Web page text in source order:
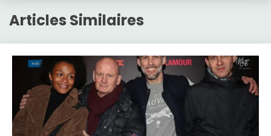
Articles Similaires